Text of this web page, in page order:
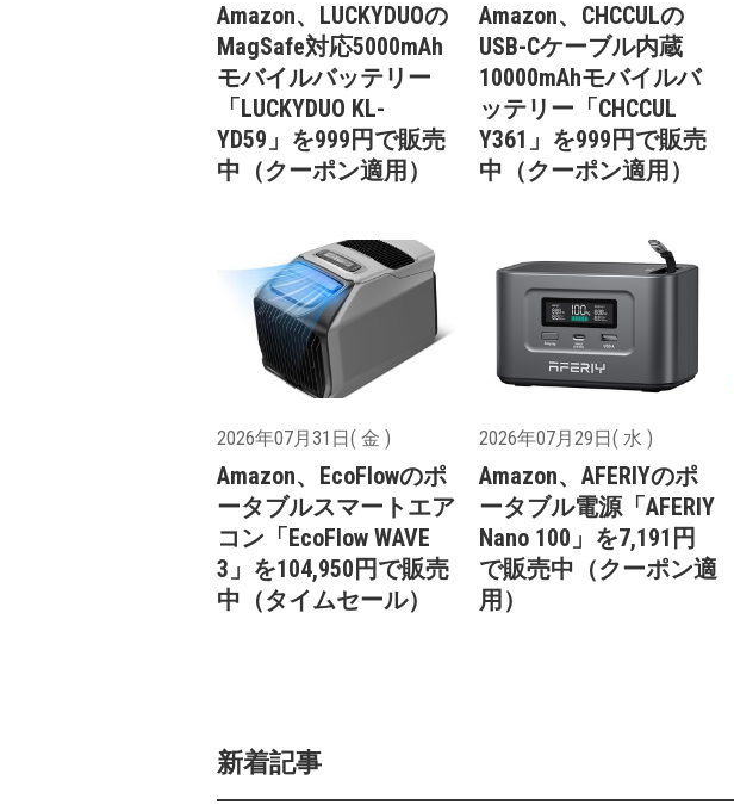
Amazon、LUCKYDUOの
MagSafe対応5000mAh
モバイルバッテリー
「LUCKYDUO KL-
YD59」を999円で販売
中（クーポン適用）
Amazon、CHCCULの
USB-Cケーブル内蔵
10000mAhモバイルバ
ッテリー「CHCCUL
Y361」を999円で販売
中（クーポン適用）
2026年07月31日( 金 )
Amazon、EcoFlowのポ
ータブルスマートエア
コン「EcoFlow WAVE
3」を104,950円で販売
中（タイムセール）
2026年07月29日( 水 )
Amazon、AFERIYのポ
ータブル電源「AFERIY
Nano 100」を7,191円
で販売中（クーポン適
用）
新着記事